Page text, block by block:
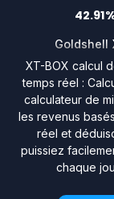
Goldshell
XT-BOX calcul
temps réel :
calculateur de
les revenus
réel et
puissiez
chaque